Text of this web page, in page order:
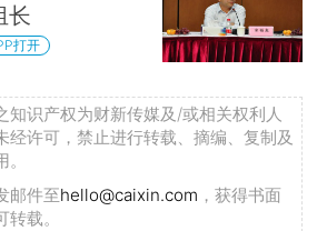
长
打开
知识产权为财新传媒及/或相关权利人
经许可，禁止进行转载、摘编、复制及
邮件至hello@caixin.com ，获得书面
载。